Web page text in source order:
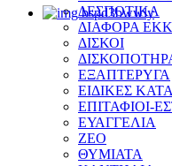
ΔΕΣΠΟΤΙΚΑ
ΔΙΑΦΟΡΑ
ΔΙΣΚΟΙ
ΕΞΑΠΤΕΡΥΓΑ
ΕΙΔΙΚΕΣ
ΕΠΙΤΑΦΙΟΙ-
ΕΥΑΓΓΕΛΙΑ
ΖΕΟ
ΘΥΜΙΑΤΑ